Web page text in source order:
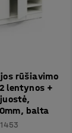
rūšiavimo
lentynos +
balta